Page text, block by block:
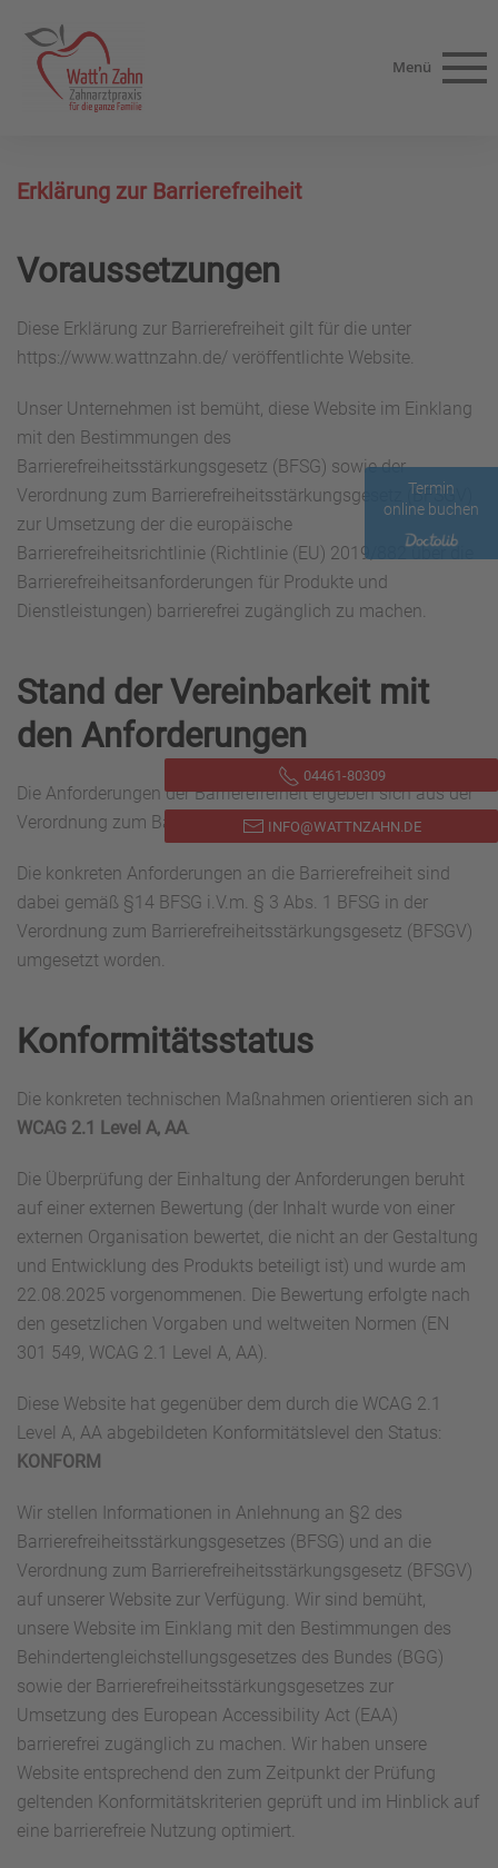
Menü
Erklärung zur Barrierefreiheit
Voraussetzungen
Diese Erklärung zur Barrierefreiheit gilt für die unter
https://www.wattnzahn.de/ veröffentlichte Website.
Unser Unternehmen ist bemüht, diese Website im Einklang
mit den Bestimmungen des
Barrierefreiheitsstärkungsgesetz (BFSG) sowie der
Verordnung zum Barrierefreiheitsstärkungsgesetz (BFSGV)
zur Umsetzung der die europäische
Barrierefreiheitsrichtlinie (Richtlinie (EU) 2019/882 über die
Barrierefreiheitsanforderungen für Produkte und
Dienstleistungen) barrierefrei zugänglich zu machen.
Stand der Vereinbarkeit mit
den Anforderungen
Die Anforderungen der Barrierefreiheit ergeben sich aus der
Verordnung zum Barrierefreiheitsstärkungsgesetz (BFSGV).
Die konkreten Anforderungen an die Barrierefreiheit sind
dabei gemäß §14 BFSG i.V.m. § 3 Abs. 1 BFSG in der
Verordnung zum Barrierefreiheitsstärkungsgesetz (BFSGV)
umgesetzt worden.
Konformitäts­status
Die konkreten technischen Maßnahmen orientieren sich an
WCAG 2.1 Level A, AA.
Die Überprüfung der Einhaltung der Anforderungen beruht
auf einer externen Bewertung (der Inhalt wurde von einer
externen Organisation bewertet, die nicht an der Gestaltung
und Entwicklung des Produkts beteiligt ist) und wurde am
22.08.2025 vorgenommenen. Die Bewertung erfolgte nach
den gesetzlichen Vorgaben und weltweiten Normen (EN
301 549, WCAG 2.1 Level A, AA).
Diese Website hat gegenüber dem durch die WCAG 2.1
Level A, AA abgebildeten Konformitätslevel den Status:
KONFORM
Wir stellen Informationen in Anlehnung an §2 des
Barrierefreiheitsstärkungsgesetzes (BFSG) und an die
Verordnung zum Barrierefreiheitsstärkungsgesetz (BFSGV)
auf unserer Website zur Verfügung. Wir sind bemüht,
unsere Website im Einklang mit den Bestimmungen des
Behindertengleichstellungsgesetzes des Bundes (BGG)
sowie der Barrierefreiheitsstärkungsgesetzes zur
Umsetzung des European Accessibility Act (EAA)
barrierefrei zugänglich zu machen. Wir haben unsere
Website entsprechend den zum Zeitpunkt der Prüfung
geltenden Konformitätskriterien geprüft und im Hinblick auf
eine barrierefreie Nutzung optimiert.
04461-80309
INFO@WATTNZAHN.DE
Termin
online buchen